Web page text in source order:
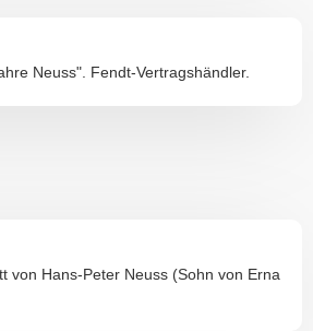
Neuss". Fendt-Vertragshändler.
von Hans-Peter Neuss (Sohn von Erna